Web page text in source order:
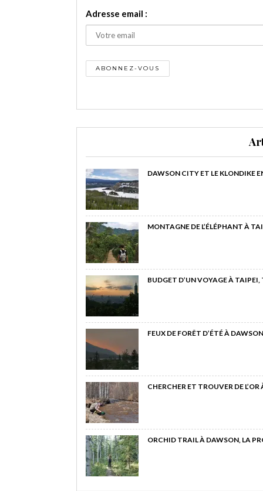
Adresse email :
DAWSON CITY ET LE KLONDIKE
MONTAGNE DE L’ÉLÉPHANT À
BUDGET D’UN VOYAGE À
FEUX DE FORÊT D’ÉTÉ À
CHERCHER ET TROUVER DE
ORCHID TRAIL À DAWSON, LA